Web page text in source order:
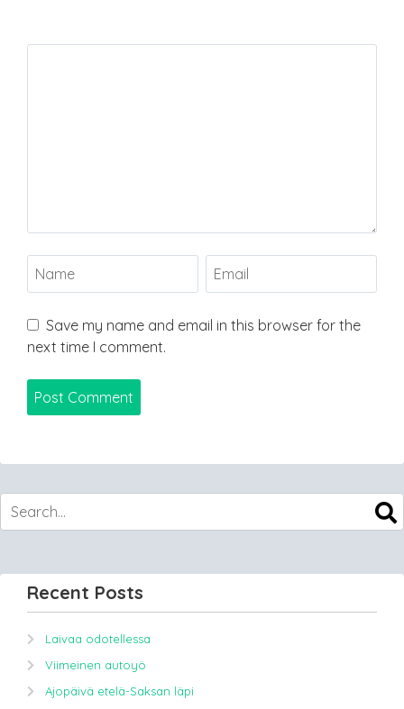
Save my name and email in this browser for the
next time I comment.
Recent Posts
Laivaa odotellessa
Viimeinen autoyö
Ajopäivä etelä-Saksan läpi